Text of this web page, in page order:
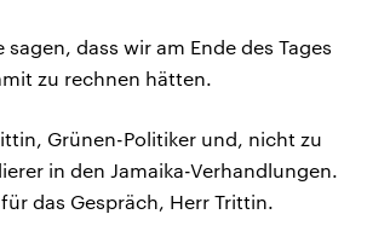
sagen, dass wir am Ende des Tages
zu rechnen hätten.
Grünen-Politiker und, nicht zu
in den Jamaika-Verhandlungen.
das Gespräch, Herr Trittin.